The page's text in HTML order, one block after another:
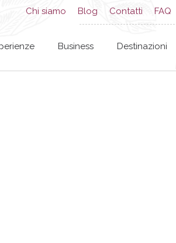
Chi siamo Blog Contatti FAQ
Business Destinazioni